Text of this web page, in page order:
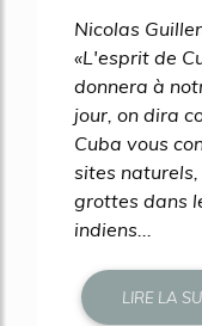
Nicolas
«L'esprit de
donnera à
jour, on dira
Cuba vous
sites
grottes dans
indiens...
LIRE LA